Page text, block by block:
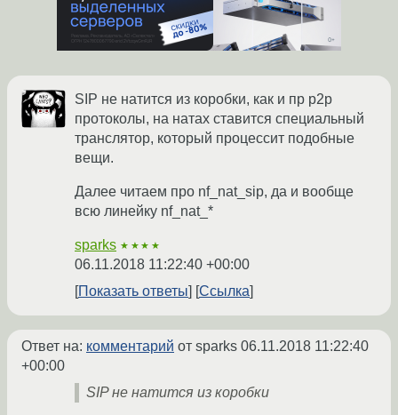
SIP не натится из коробки, как и пр p2p
протоколы, на натах ставится специальный
транслятор, который процессит подобные
вещи.
Далее читаем про nf_nat_sip, да и вообще
всю линейку nf_nat_*
sparks ★★★★
06.11.2018 11:22:40 +00:00
Показать ответы
Ссылка
Ответ на: комментарий от sparks 06.11.2018 11:22:40
+00:00
SIP не натится из коробки